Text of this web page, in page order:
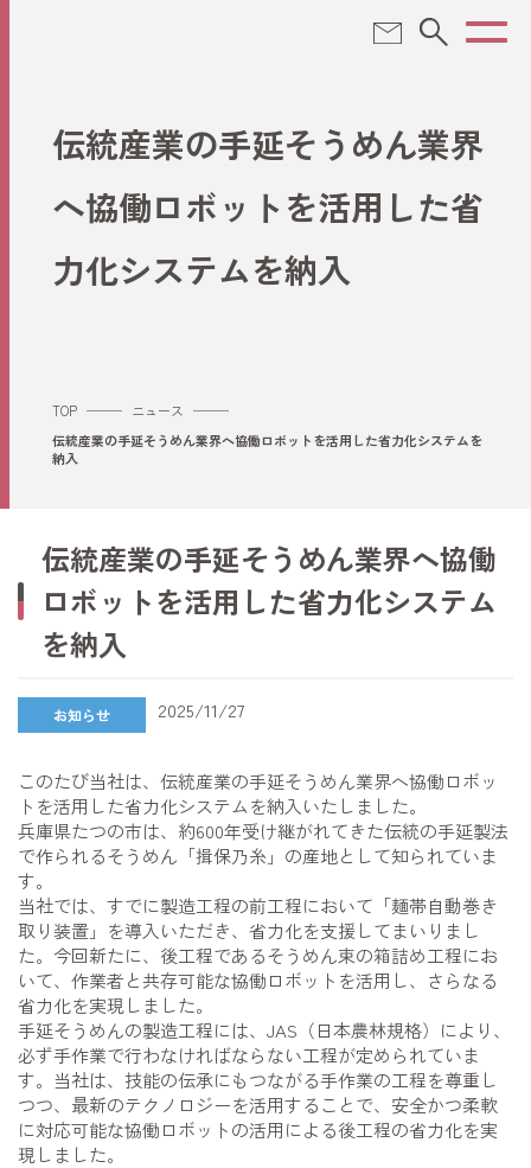
KLASSについて
ソリューション
製品情報
企業情報
サステナビリティ
ニュース
IR情報 採用情報
お問い合わせ
伝統産業の手延そうめん業界
へ協働ロボットを活用した省
力化システムを納入
TOP
ニュース
伝統産業の手延そうめん業界へ協働ロボットを活用した省力化システムを
納入
伝統産業の手延そうめん業界へ協働
ロボットを活用した省力化システム
を納入
お知らせ 2025/11/27
このたび当社は、伝統産業の手延そうめん業界へ協働ロボッ
トを活用した省力化システムを納入いたしました。
兵庫県たつの市は、約600年受け継がれてきた伝統の手延製法
で作られるそうめん「揖保乃糸」の産地として知られていま
す。
当社では、すでに製造工程の前工程において「麺帯自動巻き
取り装置」を導入いただき、省力化を支援してまいりまし
た。今回新たに、後工程であるそうめん束の箱詰め工程にお
いて、作業者と共存可能な協働ロボットを活用し、さらなる
省力化を実現しました。
手延そうめんの製造工程には、JAS（日本農林規格）により、
必ず手作業で行わなければならない工程が定められていま
す。当社は、技能の伝承にもつながる手作業の工程を尊重し
つつ、最新のテクノロジーを活用することで、安全かつ柔軟
に対応可能な協働ロボットの活用による後工程の省力化を実
現しました。